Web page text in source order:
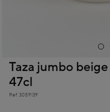
Taza jumbo
47cl
Ref. 3059139